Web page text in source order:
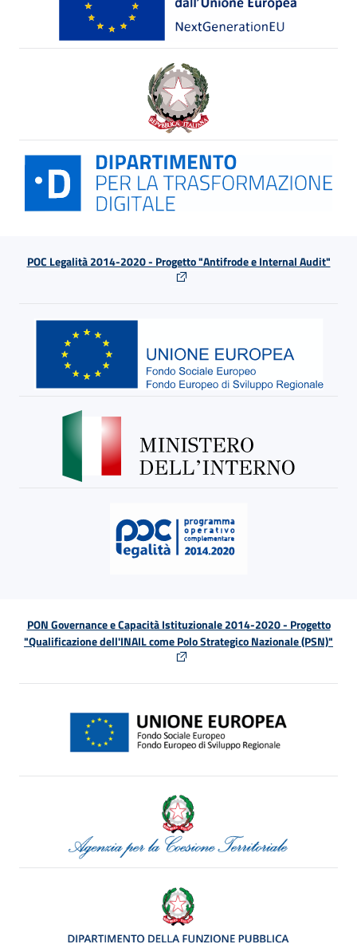
POC Legalità 2014-2020 - Progetto "Antifrode e Internal Audit"
PON Governance e Capacità Istituzionale 2014-2020 - Progetto
"Qualificazione dell'INAIL come Polo Strategico Nazionale (PSN)"